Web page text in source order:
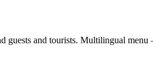
guests and tourists. Multilingual